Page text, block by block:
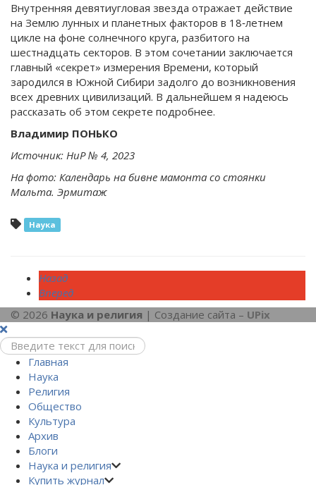
Внутренняя девятиугловая звезда отражает действие
на Землю лунных и планетных факторов в 18‑летнем
цикле на фоне солнечного круга, разбитого на
шестнадцать секторов. В этом сочетании заключается
главный «секрет» измерения Времени, который
зародился в Южной Сибири задолго до возникновения
всех древних цивилизаций. В дальнейшем я надеюсь
рассказать об этом секрете подробнее.
Владимир ПОНЬКО
Источник: НиР № 4, 2023
На фото: Календарь на бивне мамонта со стоянки
Мальта. Эрмитаж
Наука
Назад
Вперед
© 2026 Наука и религия | Создание сайта – UPix
Главная
Наука
Религия
Общество
Культура
Архив
Блоги
Наука и религия
Купить журнал